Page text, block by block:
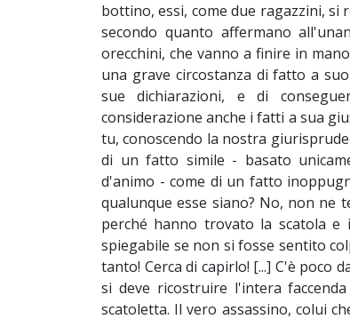
bottino, essi, come due ragazzini,
secondo quanto affermano
orecchini, che vanno a finire in
una grave circostanza di fatto a
sue dichiarazioni, e di
considerazione anche i fatti a sua
tu, conoscendo la nostra
di un fatto simile - basato
d'animo - come di un fatto
qualunque esse siano? No, non
perché hanno trovato la scatola e
spiegabile se non si fosse sentito
tanto! Cerca di capirlo! [...] C'è poco
si deve ricostruire l'intera
scatoletta. Il vero assassino, colui